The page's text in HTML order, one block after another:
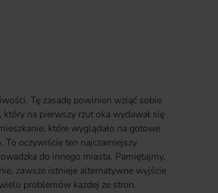
Tę zasadę powinien wziąć sobie
na pierwszy rzut oka wydawał się
które wyglądało na gotowe
oczywiście ten najczarniejszy
do innego miasta. Pamiętajmy,
zawsze istnieje alternatywne wyjście
wielu problemów każdej ze stron.